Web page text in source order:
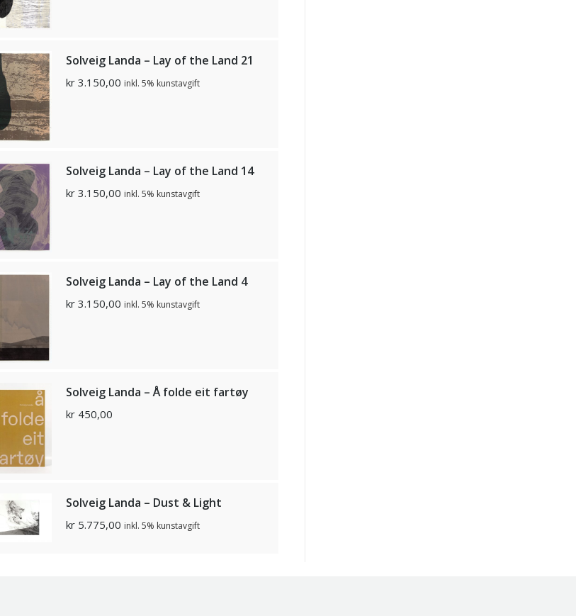
Solveig Landa – Lay of the Land 21
kr3.150,00 inkl. 5% kunstavgift
Solveig Landa – Lay of the Land 14
kr3.150,00 inkl. 5% kunstavgift
Solveig Landa – Lay of the Land 4
kr3.150,00 inkl. 5% kunstavgift
Solveig Landa – Å folde eit fartøy
kr450,00
Solveig Landa – Dust & Light
kr5.775,00 inkl. 5% kunstavgift